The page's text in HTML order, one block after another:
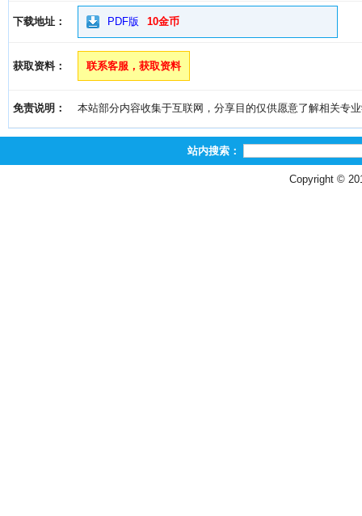
下载地址： PDF版 10金币
获取资料： 联系客服，获取资料
免责说明： 本站部分内容收集于互联网，分享目的仅供愿意了解相关专
站内搜索：
Copyright ©